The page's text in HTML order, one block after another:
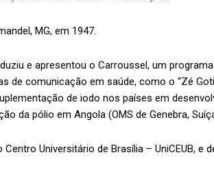
MG, em 1947.
e apresentou o Carroussel, um
de comunicação em saúde, como o “Zé
de iodo nos países em
da pólio em Angola (OMS de Genebra,
Universitário de Brasília – UniCEUB, e